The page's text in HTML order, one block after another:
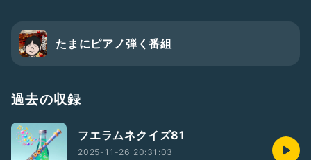
正解者6人！
ご参加ありがとうございます〜
てご参加ください🙇🏻‍♂️
#フエラムネ
たまにピアノ弾く番組
過去の収録
フエラムネクイズ81
2025-11-26 20:31:03